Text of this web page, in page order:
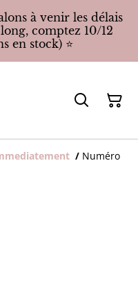
à venir les délais
comptez 10/12
en stock) ⭐️
/ Numéro